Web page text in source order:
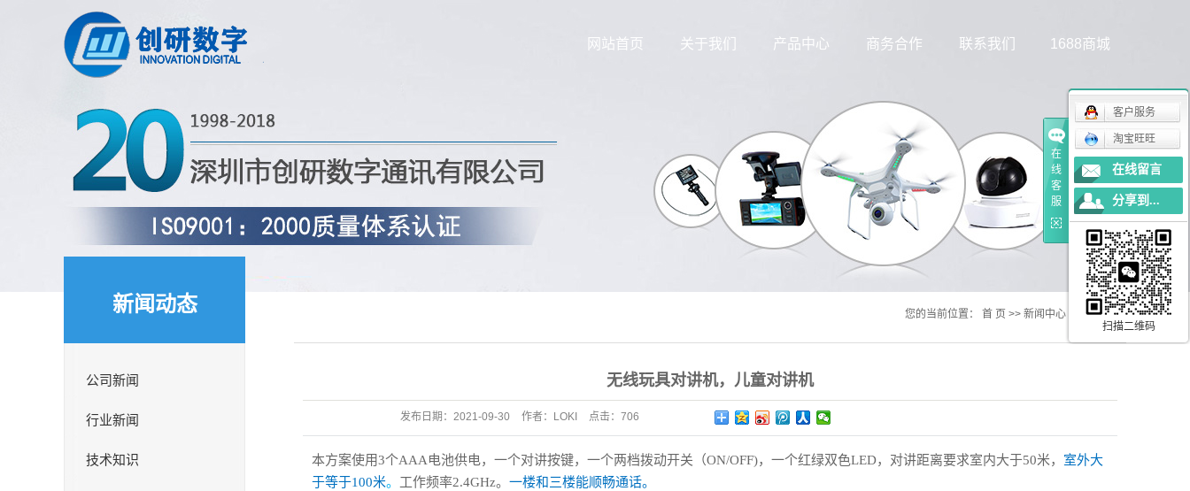
网站首页 关于我们
公司环境
合作伙伴
荣誉资质
产品中心
无人机FPV图传
无线安防发射接收
无线车载可视系统
商务合作 联系我们 1688商城
新闻动态
公司新闻
行业新闻
技术知识
您的当前位置： 首 页 >> 新闻中心 技术知识
无线玩具对讲机，儿童对讲机
发布日期： 2021-09-30 作者： LOKI 点击： 706
本方案使用3个AAA 电池供电，一个对讲按键，一个两档拨动开关（ON/OFF)，一个红绿双色LED，对讲距离要求室内大于50米， 室外大
于等于100米。 工作频率2.4GHz。 一楼和三楼能顺畅通话。
在
线
客
服
客户服务
淘宝旺旺
在线留言
分享到...
扫描二维码